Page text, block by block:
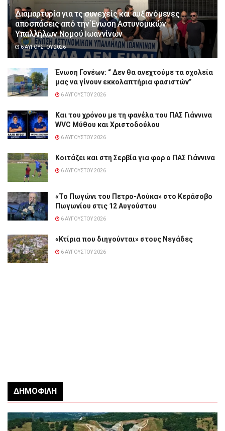
Διαμαρτυρία για τς συνεχείς και αυξανόμενες
αποσπάσεις από την Ένωση Αστυνομικών
Υπαλλήλων Νομού Ιωαννίνων
6 ΑΥΓΟΎΣΤΟΥ 2026
Ένωση Γονέων: “ Δεν θα ανεχτούμε τα σχολεία
μας να γίνουν εκκολαπτήρια φασιστών”
6 ΑΥΓΟΎΣΤΟΥ 2026
Και του χρόνου με τη φανέλα του ΠΑΣ Γιάννινα
WVC Μύθου και Χριστοδούλου
6 ΑΥΓΟΎΣΤΟΥ 2026
Κοιτάζει και στη Σερβία για φορ ο ΠΑΣ Γιάννινα
6 ΑΥΓΟΎΣΤΟΥ 2026
«Το Πωγώνι του Πετρο-Λούκα» στο Κεράσοβο
Πωγωνίου στις 12 Αυγούστου
6 ΑΥΓΟΎΣΤΟΥ 2026
«Κτίρια που διηγούνται» στους Νεγάδες
6 ΑΥΓΟΎΣΤΟΥ 2026
ΔΗΜΟΦΙΛΉ